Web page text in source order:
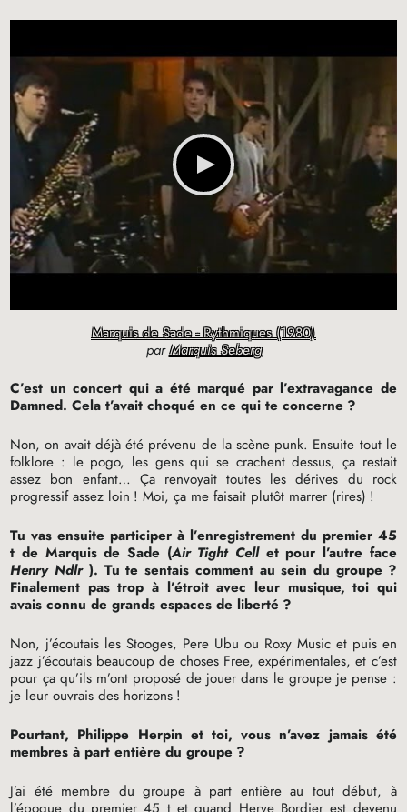
Marquis de Sade - Rythmiques (1980)
parMarquis Seberg
C’est un concert qui a été marqué par l’extravagance de
Damned. Cela t’avait choqué en ce qui te concerne ?
Non, on avait déjà été prévenu de la scène punk. Ensuite tout le
folklore : le pogo, les gens qui se crachent dessus, ça restait
assez bon enfant… Ça renvoyait toutes les dérives du rock
progressif assez loin ! Moi, ça me faisait plutôt marrer (rires) !
Tu vas ensuite participer à l’enregistrement du premier 45
t de Marquis de Sade (Air Tight Cell et pour l’autre face
Henry Ndlr ). Tu te sentais comment au sein du groupe ?
Finalement pas trop à l’étroit avec leur musique, toi qui
avais connu de grands espaces de liberté ?
Non, j’écoutais les Stooges, Pere Ubu ou Roxy Music et puis en
jazz j’écoutais beaucoup de choses Free, expérimentales, et c’est
pour ça qu’ils m’ont proposé de jouer dans le groupe je pense :
je leur ouvrais des horizons !
Pourtant, Philippe Herpin et toi, vous n’avez jamais été
membres à part entière du groupe ?
J’ai été membre du groupe à part entière au tout début, à
l’époque du premier 45 t et quand Herve Bordier est devenu